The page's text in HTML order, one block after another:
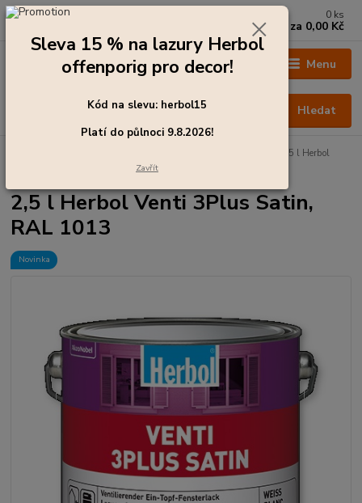
Menu
Hledat
+420 273 136 255
0 ks
za 0,00 Kč
2,5 l Herbol
2,5 l Herbol Venti 3Plus Satin,
RAL 1013
Novinka
Sleva 15 % na lazury Herbol
offenporig pro decor!
Kód na slevu: herbol15
Platí do půlnoci 9.8.2026!
Zavřít